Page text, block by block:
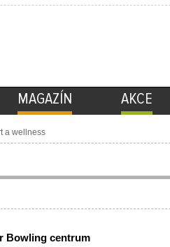
MAGAZÍN AKCE
a wellness
Bowling centrum